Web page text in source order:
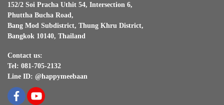
152/2 Soi Pracha Uthit 54, Intersection 6,
Phuttha Bucha Road,
Bang Mod Subdistrict, Thung Khru District,
Bangkok 10140, Thailand
Contact us:
Tel: 081-705-2132
Line ID: @happymeebaan